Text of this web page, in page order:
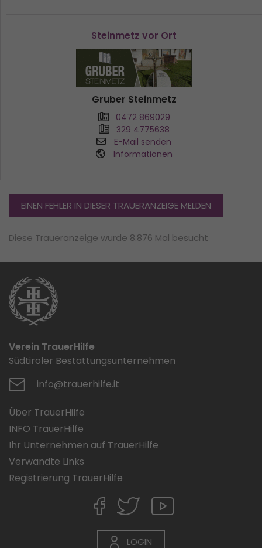
Steinmetz vor Ort
Gruber Steinmetz
0472 869029
329 4775638
E-Mail senden
Informationen
EINEN FEHLER IN DIESER TRAUERANZEIGE MELDEN
Diese Traueranzeige wurde 8.876 Mal besucht
Verein TrauerHilfe
Südtiroler Bestattungsunternehmen
info@trauerhilfe.it
Über TrauerHilfe
INFO TrauerHilfe
Ihr Unternehmen auf TrauerHilfe
Verwandte Links
Registrierung TrauerHilfe
LOGIN